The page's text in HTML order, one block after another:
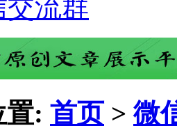
交流群
置: 首页 >微